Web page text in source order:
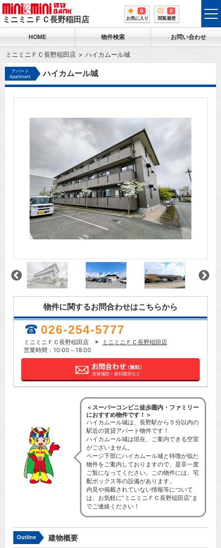
ミニミニＦＣ長野稲田店
0
お気に入り
0
閲覧履歴
HOME 物件検索 お問い合わせ
ミニミニＦＣ長野稲田店 ハイカムール城
アパート
Apartment
ハイカムール城
物件に関するお問合わせはこちらから
026-254-5777
ミニミニＦＣ長野稲田店
ミニミニＦＣ長野稲田店
営業時間：10:00～18:00
＜スーパーコンビニ徒歩圏内・ファミリー
におすすめ物件です！＞
ハイカムール城は、長野駅から５分以内の
駅近の賃貸アパート物件です！
ハイカムール城は現在、ご案内できる空室
がございません。
ページ下部にハイカムール城と特徴が似た
物件をご案内しておりますので、是非一度
ご覧になってください。この物件には、宅
配ボックス等の設備があります。
内見や掲載されていない情報等について
は、お気軽に”ミニミニＦＣ長野稲田店”ま
でご連絡ください！
Outline 建物概要